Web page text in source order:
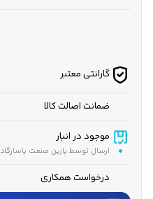
گارانتی معتبر
ضمانت اصالت کالا
موجود در انبار
ارسال توسط پارین صنعت پاسارگاد
درخواست همکاری